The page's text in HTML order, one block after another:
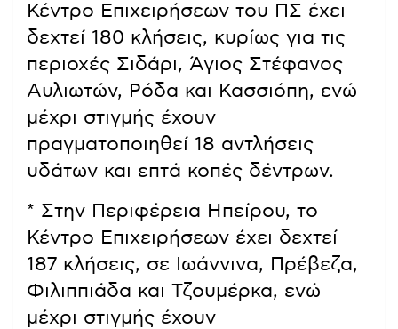
Κέντρο Επιχειρήσεων του ΠΣ έχει
δεχτεί 180 κλήσεις, κυρίως για τις
περιοχές Σιδάρι, Άγιος Στέφανος
Αυλιωτών, Ρόδα και Κασσιόπη, ενώ
μέχρι στιγμής έχουν
πραγματοποιηθεί 18 αντλήσεις
υδάτων και επτά κοπές δέντρων.
* Στην Περιφέρεια Ηπείρου, το
Κέντρο Επιχειρήσεων έχει δεχτεί
187 κλήσεις, σε Ιωάννινα, Πρέβεζα,
Φιλιππιάδα και Τζουμέρκα, ενώ
μέχρι στιγμής έχουν